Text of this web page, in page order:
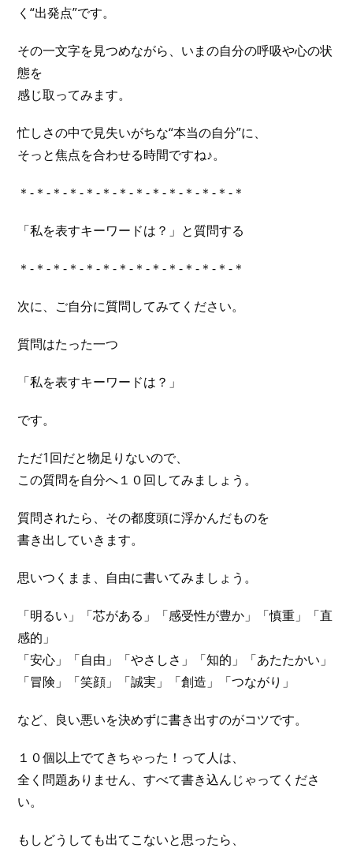
く“出発点”です。
その一文字を見つめながら、いまの自分の呼吸や心の状
態を
感じ取ってみます。
忙しさの中で見失いがちな“本当の自分”に、
そっと焦点を合わせる時間ですね♪。
＊-＊-＊-＊-＊-＊-＊-＊-＊-＊-＊-＊-＊-＊
「私を表すキーワードは？」と質問する
＊-＊-＊-＊-＊-＊-＊-＊-＊-＊-＊-＊-＊-＊
次に、ご自分に質問してみてください。
質問はたった一つ
「私を表すキーワードは？」
です。
ただ1回だと物足りないので、
この質問を自分へ１０回してみましょう。
質問されたら、その都度頭に浮かんだものを
書き出していきます。
思いつくまま、自由に書いてみましょう。
「明るい」「芯がある」「感受性が豊か」「慎重」「直
感的」
「安心」「自由」「やさしさ」「知的」「あたたかい」
「冒険」「笑顔」「誠実」「創造」「つながり」
など、良い悪いを決めずに書き出すのがコツです。
１０個以上でてきちゃった！って人は、
全く問題ありません、すべて書き込んじゃってくださ
い。
もしどうしても出てこないと思ったら、